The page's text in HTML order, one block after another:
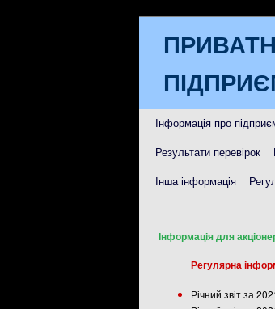
Інформація про
Результати перевірок
Інша інформація
Інформація для
Регулярна
Річний звіт за